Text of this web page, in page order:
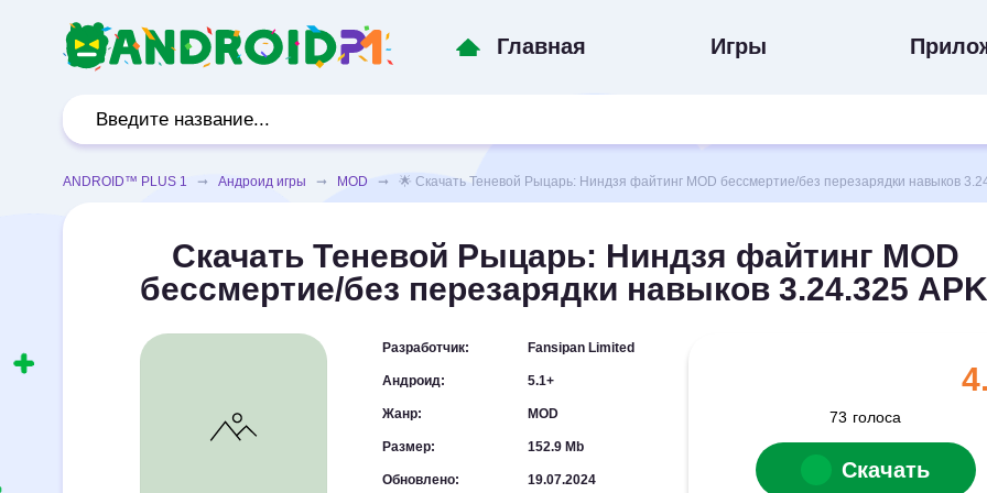
Главная Игры
ANDROID™ PLUS 1 ➞ Андроид игры ➞ MOD ➞ 🌟 Скачать Теневой Рыцарь: Ниндзя файтинг MOD бессмертие/без перезарядки навыков
Скачать Теневой Рыцарь: Ниндзя файтинг MOD
бессмертие/без перезарядки навыков 3.24.325 APK
Разработчик: Fansipan Limited
Андроид: 5.1+
Жанр: MOD
Размер: 152.9 Mb
Обновлено: 19.07.2024
73 голоса
Скачать